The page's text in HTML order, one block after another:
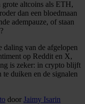
altcoins als ETH,
dan een bloedmaan
adempauze, of staan
daling van de afgelopen
op Reddit en X,
is zeker: in crypto blijft
duiken en de signalen
door Jaimy Isarin